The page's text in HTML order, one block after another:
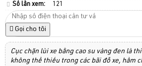
Số lần xem:
121
Gọi cho tôi
Cục chặn lùi xe bằng cao su vàng đen là
không thể thiếu trong các bãi đỗ xe, hầm